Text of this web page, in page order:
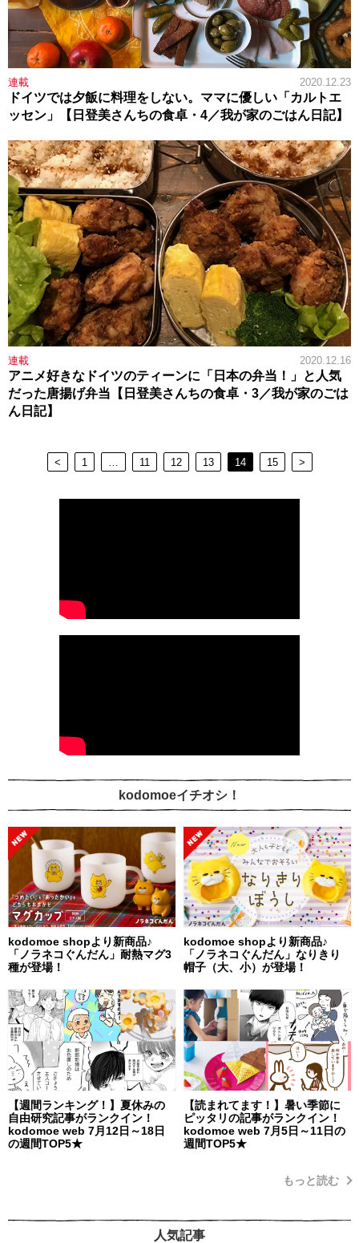
連載 2020.12.23
ドイツでは夕飯に料理をしない。ママに優しい「カルトエ
ッセン」【日登美さんちの食卓・4／我が家のごはん日記】
連載 2020.12.16
アニメ好きなドイツのティーンに「日本の弁当！」と人気
だった唐揚げ弁当【日登美さんちの食卓・3／我が家のごは
ん日記】
< 1 11 12 13 14 15 >
kodomoeイチオシ！
kodomoe shopより新商品♪
「ノラネコぐんだん」耐熱マグ3
種が登場！
kodomoe shopより新商品♪
「ノラネコぐんだん」なりきり
帽子（大、小）が登場！
【週間ランキング！】夏休みの
自由研究記事がランクイン！
kodomoe web 7月12日～18日
の週間TOP5★
【読まれてます！】暑い季節に
ピッタリの記事がランクイン！
kodomoe web 7月5日～11日の
週間TOP5★
もっと読む
人気記事